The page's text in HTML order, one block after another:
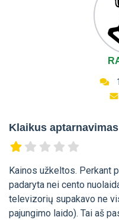
Klaikus aptarnavimas
Kainos užkeltos. Perkant
padaryta nei cento
televizorių supakavo ne
pajungimo laido). Tai aš